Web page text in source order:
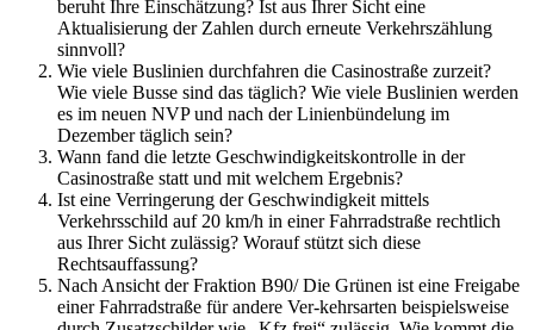
beruht Ihre Einschätzung? Ist aus Ihrer Sicht eine
Aktualisierung der Zahlen durch erneute Verkehrszählung
sinnvoll?
Wie viele Buslinien durchfahren die Casinostraße zurzeit?
Wie viele Busse sind das täglich? Wie viele Buslinien werden
es im neuen NVP und nach der Linienbündelung im
Dezember täglich sein?
Wann fand die letzte Geschwindigkeitskontrolle in der
Casinostraße statt und mit welchem Ergebnis?
Ist eine Verringerung der Geschwindigkeit mittels
Verkehrsschild auf 20 km/h in einer Fahrradstraße rechtlich
aus Ihrer Sicht zulässig? Worauf stützt sich diese
Rechtsauffassung?
Nach Ansicht der Fraktion B90/ Die Grünen ist eine Freigabe
einer Fahrradstraße für andere Ver-kehrsarten beispielsweise